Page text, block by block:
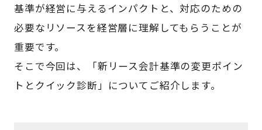
基準が経営に与えるインパクトと、対応のための
必要なリソースを経営層に理解してもらうことが
重要です。
そこで今回は、「新リース会計基準の変更ポイン
トとクイック診断」についてご紹介します。